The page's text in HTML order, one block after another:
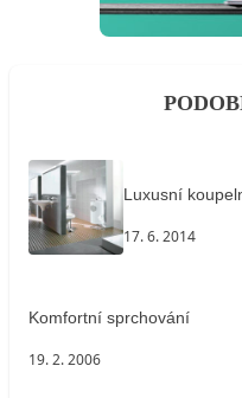
Luxusní
17. 6. 2014
Komfortní sprchování
19. 2. 2006